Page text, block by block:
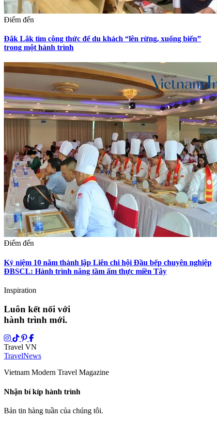
Điểm đến
Đắk Lắk tìm công thức để du khách “lên rừng, xuống biển”
trong một hành trình
Điểm đến
Kỷ niệm 10 năm thành lập Liên chi hội Đầu bếp chuyên nghiệp
ĐBSCL: Hành trình nâng tầm ẩm thực miền Tây
Inspiration
Luôn kết nối với
hành trình mới.
Travel VN
TravelNews
Vietnam Modern Travel Magazine
Nhận bí kíp hành trình
Bản tin hàng tuần của chúng tôi.